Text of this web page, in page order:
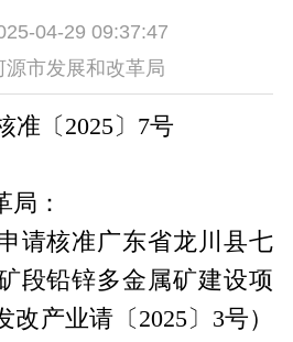
04-29 09:37:47
源市发展和改革局
准〔 2025〕 7号
局：
核准广东省龙川县七
段铅锌多金属矿建设项
改产业请〔 2025〕 3号）